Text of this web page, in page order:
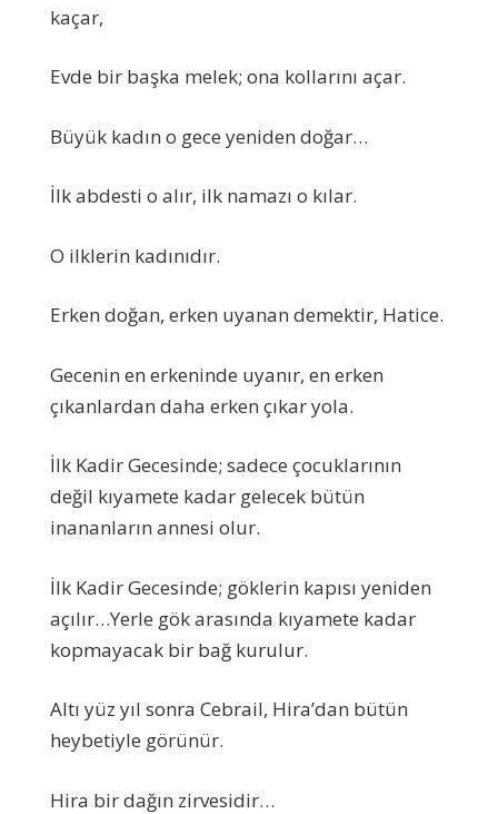
kaçar,
Evde bir başka melek; ona kollarını açar.
Büyük kadın o gece yeniden doğar…
İlk abdesti o alır, ilk namazı o kılar.
O ilklerin kadınıdır.
Erken doğan, erken uyanan demektir, Hatice.
Gecenin en erkeninde uyanır, en erken
çıkanlardan daha erken çıkar yola.
İlk Kadir Gecesinde; sadece çocuklarının
değil kıyamete kadar gelecek bütün
inananların annesi olur.
İlk Kadir Gecesinde; göklerin kapısı yeniden
açılır…Yerle gök arasında kıyamete kadar
kopmayacak bir bağ kurulur.
Altı yüz yıl sonra Cebrail, Hira’dan bütün
heybetiyle görünür.
Hira bir dağın zirvesidir…